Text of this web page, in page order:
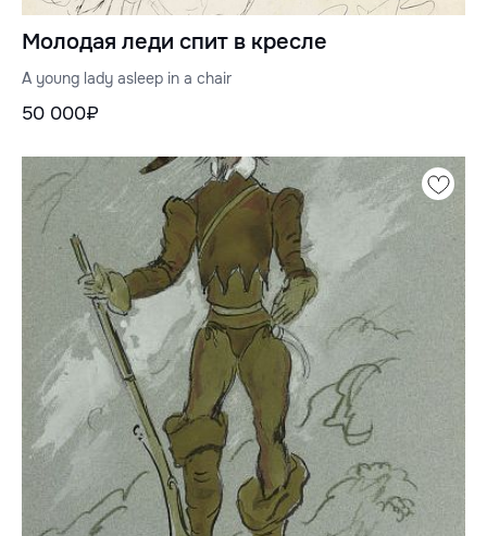
Молодая леди спит в кресле
A young lady asleep in a chair
50 000₽